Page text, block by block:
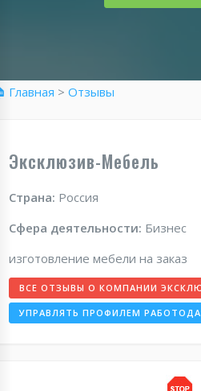
Главная > Отзывы
Эксклюзив-Мебель
Страна: Россия
Сфера деятельности: Бизнес
изготовление мебели на заказ
ВСЕ ОТЗЫВЫ О КОМПАНИИ
УПРАВЛЯТЬ ПРОФИЛЕМ